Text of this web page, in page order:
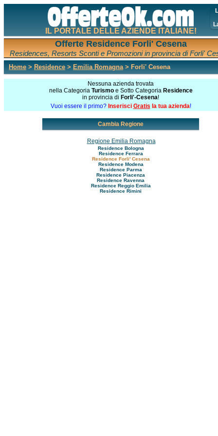
IL PORTALE DELLE AZIENDE ITALIANE!
Offerte Residence Forli' Cesena
Residences, Resorts Sconti e Promozioni in provincia di Forli'
Home > Residence > Emilia Romagna> Forli' Cesena
Nessuna azienda trovata
nella Categoria Turismoe Sotto Categoria Residence
in provincia di Forli'-Cesena!
Vuoi essere il primo? Inserisci Gratis la tua azienda!
Cambia Regione
Regione Emilia Romagna
Residence Bologna
Residence Ferrara
Residence Forli' Cesena
Residence Modena
Residence Parma
Residence Piacenza
Residence Ravenna
Residence Reggio Emilia
Residence Rimini